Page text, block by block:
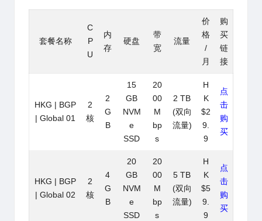
套餐名称
C
P
U
内
存
硬盘
带
宽
流量
价
格
/
月
购
买
链
接
HKG | BGP
| Global 01
2
核
2
G
B
15
GB
NVM
e
SSD
20
00
M
bp
s
2 TB
(双向
流量)
H
K
$2
9.
9
点
击
购
买
HKG | BGP
| Global 02
2
核
4
G
B
20
GB
NVM
e
SSD
20
00
M
bp
s
5 TB
(双向
流量)
H
K
$5
9.
9
点
击
购
买